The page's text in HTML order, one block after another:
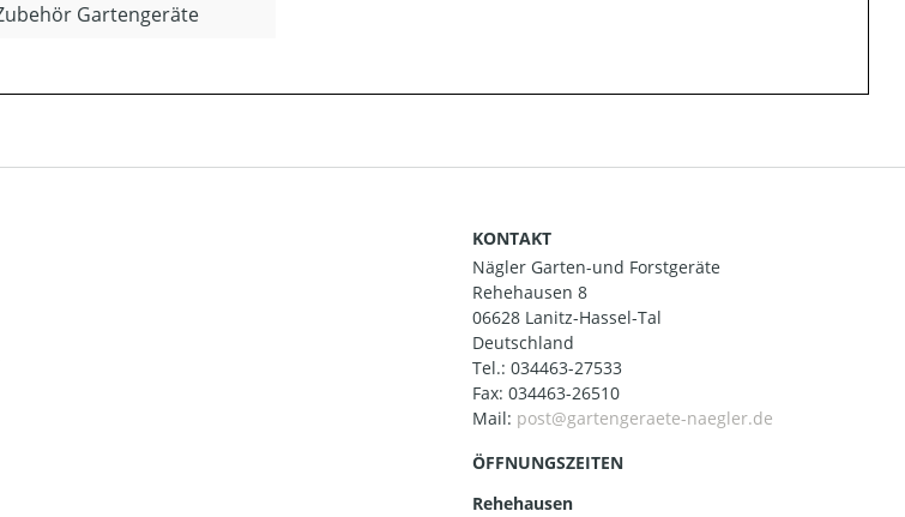
Gartengeräte
KONTAKT
Nägler Garten-und Forstgeräte
Rehehausen 8
06628 Lanitz-Hassel-Tal
Deutschland
Tel.: 034463-27533
Fax: 034463-26510
Mail:
ÖFFNUNGSZEITEN
Rehehausen